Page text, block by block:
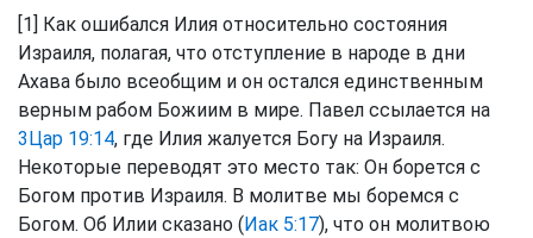
[1] Как ошибался Илия относительно состояния
Израиля, полагая, что отступление в народе в дни
Ахава было всеобщим и он остался единственным
верным рабом Божиим в мире. Павел ссылается на
3Цар 19:14, где Илия жалуется Богу на Израиля.
Некоторые переводят это место так: Он борется с
Богом против Израиля. В молитве мы боремся с
Богом. Об Илии сказано (Иак 5:17), что он молитвою